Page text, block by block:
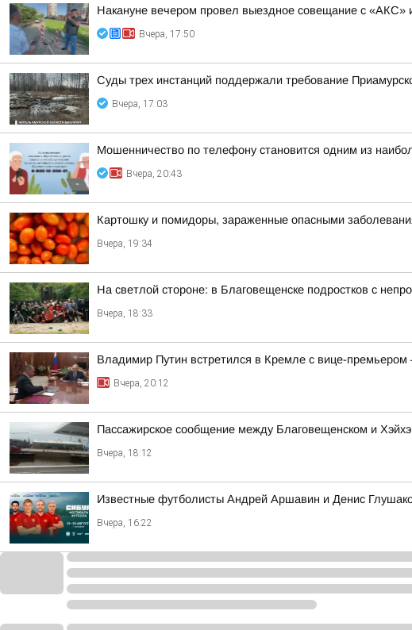
Накануне вечером провел выездное совещание с «АКС»
Вчера, 17:50
Суды трех инстанций поддержали требование
Вчера, 17:03
Мошенничество по телефону становится одним из
Вчера, 20:43
Картошку и помидоры, зараженные опасными
Вчера, 19:34
На светлой стороне: в Благовещенске подростков с
Вчера, 18:33
Владимир Путин встретился в Кремле с вице-
Вчера, 20:12
Пассажирское сообщение между Благовещенском и
Вчера, 18:12
Известные футболисты Андрей Аршавин и Денис
Вчера, 16:22